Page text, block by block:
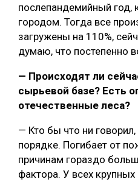
послепандемийный год,
городом. Тогда все
загружены на 110%,
думаю, что постепенно
— Происходят ли
сырьевой базе? Есть
отечественные леса?
— Кто бы что ни
порядке. Погибает от
причинам гораздо
фактора. У всех крупных